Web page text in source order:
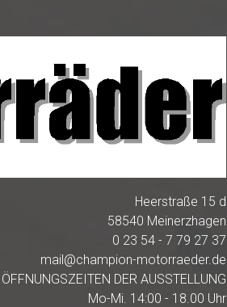
Heerstraße 15 d
58540 Meinerzhagen
0 23 54 - 7 79 27 37
mail@champion-motorraeder.de
ÖFFNUNGSZEITEN DER AUSSTELLUNG
Mo-Mi. 14:00 - 18.00 Uhr